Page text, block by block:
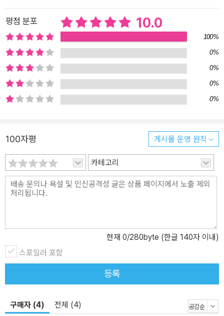
부러지는 결론을 내지 않는다. 오히려 그 역시 ‘나이 듦’ 앞에서 여러
번 주저하고 안타까워한다. 그러한 진솔함이 때로는 웃음을, 때로는
큰 울림을 준다. 헤세는 말한다. “나이 먹어가는 것과 성숙해가는 것
에도 아름다움과 기쁨이 있습니다.” 그의 나이 듦에 대한 긍정은 독자
들에게 커다란 용기와 지혜를 준다.
평점 분포 10.0
100%
0%
0%
0%
0%
100자평 게시물 운영 원칙
카테고리
현재 0/280byte (한글 140자 이내)
스포일러 포함
등록
구매자 (4) 전체 (4)